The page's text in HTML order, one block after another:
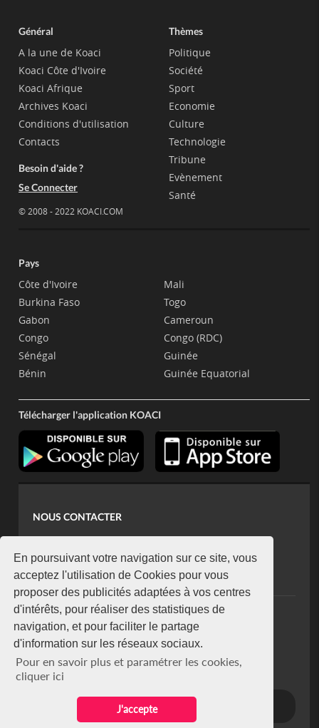
En poursuivant votre navigation sur ce site, vous
acceptez l'utilisation de Cookies pour vous
proposer des publicités adaptées à vos centres
d'intérêts, pour réaliser des statistiques de
navigation, et pour faciliter le partage
d'information sur les réseaux sociaux.
Pour en savoir plus et paramétrer les cookies,
cliquer ici
J'accepte
Général
A la une de Koaci
Koaci Côte d'Ivoire
Koaci Afrique
Archives Koaci
Conditions d'utilisation
Contacts
Besoin d'aide ?
Se Connecter
© 2008 - 2022 KOACI.COM
Thèmes
Politique
Société
Sport
Economie
Culture
Technologie
Tribune
Evènement
Santé
Pays
Côte d'Ivoire
Burkina Faso
Gabon
Congo
Sénégal
Bénin
Mali
Togo
Cameroun
Congo (RDC)
Guinée
Guinée Equatorial
Télécharger l'application KOACI
NOUS CONTACTER
koaci@yahoo.fr
+225 07 08 85 52 93
NEWSLETTER
Restez connecté via notre newsletter
S'abonner
Se désabonner